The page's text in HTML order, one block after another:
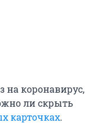
на коронавирус,
ли скрыть
карточках.